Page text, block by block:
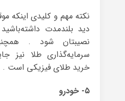
نکته مهم و کلیدی اینکه
دید بلندمدت
نصیبتان شود .
سرمایه‌گذاری طلا نیز
خرید طلای فیزیکی است .
۵- خودرو